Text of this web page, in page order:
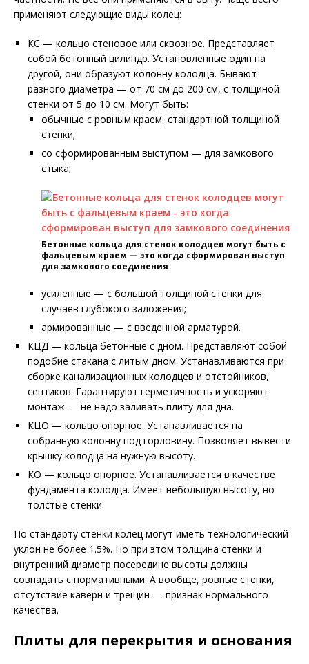
применяют следующие виды колец:
КС — кольцо стеновое или сквозное. Представляет
собой бетонный цилиндр. Установленные один на
другой, они образуют колонну колодца. Бывают
разного диаметра — от 70 см до 200 см, с толщиной
стенки от 5 до 10 см. Могут быть:
обычные с ровным краем, стандартной толщиной
стенки;
со сформированным выступом — для замкового
стыка;
Бетонные кольца для стенок колодцев могут быть с
фальцевым краем — это когда сформирован выступ
для замкового соединения
усиленные — с большой толщиной стенки для
случаев глубокого заложения;
армированные — с введенной арматурой.
КЦД — кольца бетонные с дном. Представляют собой
подобие стакана с литым дном. Устанавливаются при
сборке канализационных колодцев и отстойников,
септиков. Гарантируют герметичность и ускоряют
монтаж — не надо заливать плиту для дна.
КЦО — кольцо опорное. Устанавливается на
собранную колонну под горловину. Позволяет вывести
крышку колодца на нужную высоту.
КО — кольцо опорное. Устанавливается в качестве
фундамента колодца. Имеет небольшую высоту, но
толстые стенки.
По стандарту стенки колец могут иметь технологический
уклон не более 1.5%. Но при этом толщина стенки и
внутренний диаметр посередине высоты должны
совпадать с нормативными. А вообще, ровные стенки,
отсутствие каверн и трещин — признак нормального
качества.
Плиты для перекрытия и основания